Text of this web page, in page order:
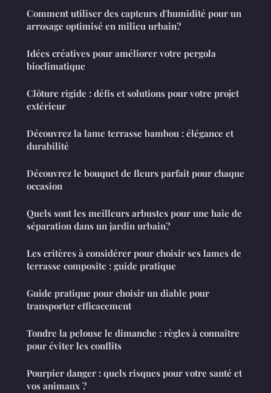
Comment utiliser des capteurs d'humidité pour un
arrosage optimisé en milieu urbain?
Idées créatives pour améliorer votre pergola
bioclimatique
Clôture rigide : défis et solutions pour votre projet
extérieur
Découvrez la lame terrasse bambou : élégance et
durabilité
Découvrez le bouquet de fleurs parfait pour chaque
occasion
Quels sont les meilleurs arbustes pour une haie de
séparation dans un jardin urbain?
Les critères à considérer pour choisir ses lames de
terrasse composite : guide pratique
Guide pratique pour choisir un diable pour
transporter efficacement
Tondre la pelouse le dimanche : règles à connaître
pour éviter les conflits
Pourpier danger : quels risques pour votre santé et
vos animaux ?